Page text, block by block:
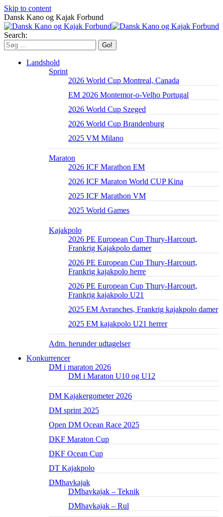
Skip to content
Dansk Kano og Kajak Forbund
Search:
Landshold
Sprint
2026 World Cup Montreal, Canada
EM 2026 Montemor-o-Velho Portugal
2026 World Cup Szeged
2026 World Cup Brandenburg
2025 VM Milano
Maraton
2026 ICF Marathon EM
2026 ICF Maraton World CUP Kina
2025 ICF Marathon VM
2025 World Games
Kajakpolo
2026 PE European Cup Thury-Harcourt,
Frankrig Kajakpolo damer
2026 PE European Cup Thury-Harcourt,
Frankrig kajakpolo herre
2026 PE European Cup Thury-Harcourt,
Frankrig kajakpolo U21
2025 EM Avranches, Frankrig kajakpolo damer
2025 EM kajakpolo U21 herrer
Adm. herunder udtagelser
Konkurrencer
DM i maraton 2026
DM i Maraton U10 og U12
DM Kajakergometer 2026
DM sprint 2025
Open DM Ocean Race 2025
DKF Maraton Cup
DKF Ocean Cup
DT Kajakpolo
DMhavkajak
DMhavkajak – Teknik
DMhavkajak – Rul